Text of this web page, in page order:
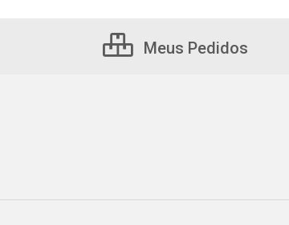
Meus Pedidos